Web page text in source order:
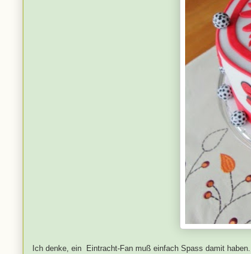
Ich denke, ein Eintracht-Fan muß einfach Spass damit haben.